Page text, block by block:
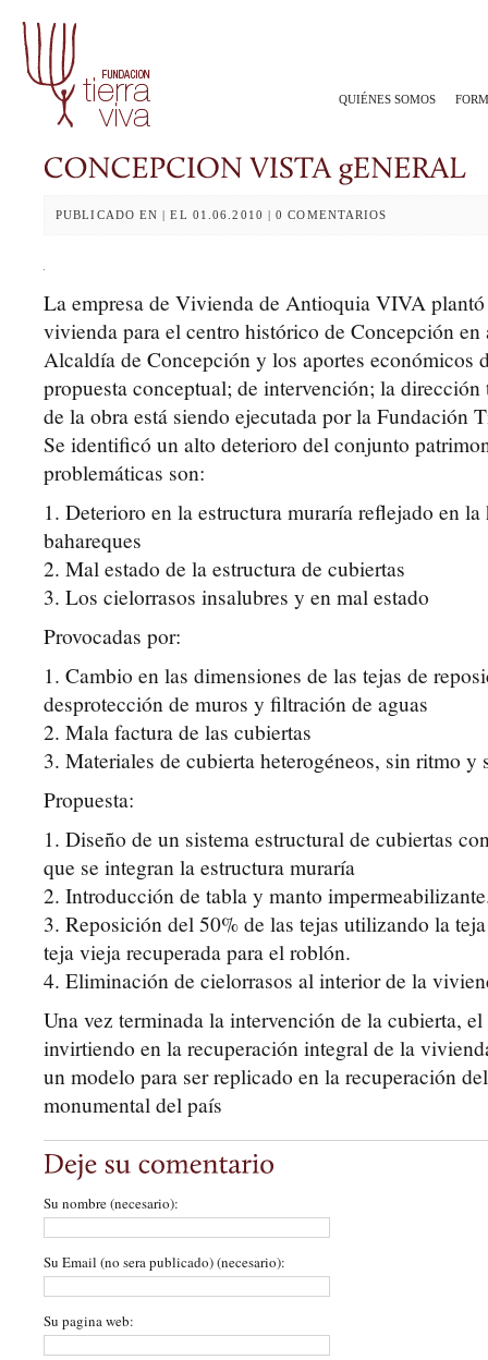
QUIÉNES SOMOS
PUBLICADO EN | EL 01.06.2010 | 0 COMENTARIOS
La empresa de Vivienda de Antioquia VIVA
vivienda para el centro histórico de Concepción
Alcaldía de Concepción y los aportes económicos
propuesta conceptual; de intervención; la
de la obra está siendo ejecutada por la Fundación
Se identificó un alto deterioro del conjunto
problemáticas son:
1. Deterioro en la estructura muraría reflejado en
bahareques
2. Mal estado de la estructura de cubiertas
3. Los cielorrasos insalubres y en mal estado
Provocadas por:
1. Cambio en las dimensiones de las tejas de
desprotección de muros y filtración de aguas
2. Mala factura de las cubiertas
3. Materiales de cubierta heterogéneos, sin ritmo y
Propuesta:
1. Diseño de un sistema estructural de cubiertas
que se integran la estructura muraría
2. Introducción de tabla y manto
3. Reposición del 50% de las tejas utilizando la
teja vieja recuperada para el roblón.
4. Eliminación de cielorrasos al interior de la
Una vez terminada la intervención de la cubierta,
invirtiendo en la recuperación integral de la
un modelo para ser replicado en la recuperación
monumental del país
Su nombre (necesario):
Su Email (no sera publicado) (necesario):
Su pagina web: